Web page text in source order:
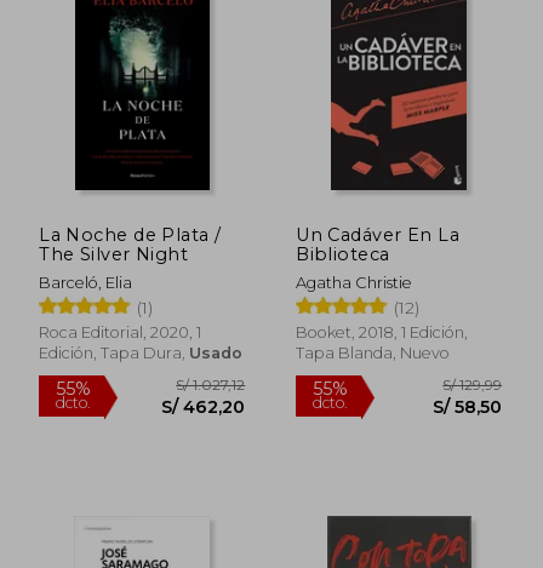
55%
dcto.
30%
dcto.
Rápido
La Noche de Plata /
The Silver Night
Barceló, Elia
(1)
Roca Editorial, 2020, 1
Edición, Tapa Dura, Usado
Un Cadáver En La
Biblioteca
Agatha Christie
(12)
Booket, 2018, 1 Edición,
Tapa Blanda, Nuevo